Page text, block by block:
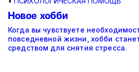
Новое хобби
Когда вы чувствуете
повседневной жизни, хобби
средством для снятия стресса.